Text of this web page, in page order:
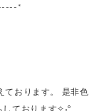
*
ております。 是非色
ております✧˖°